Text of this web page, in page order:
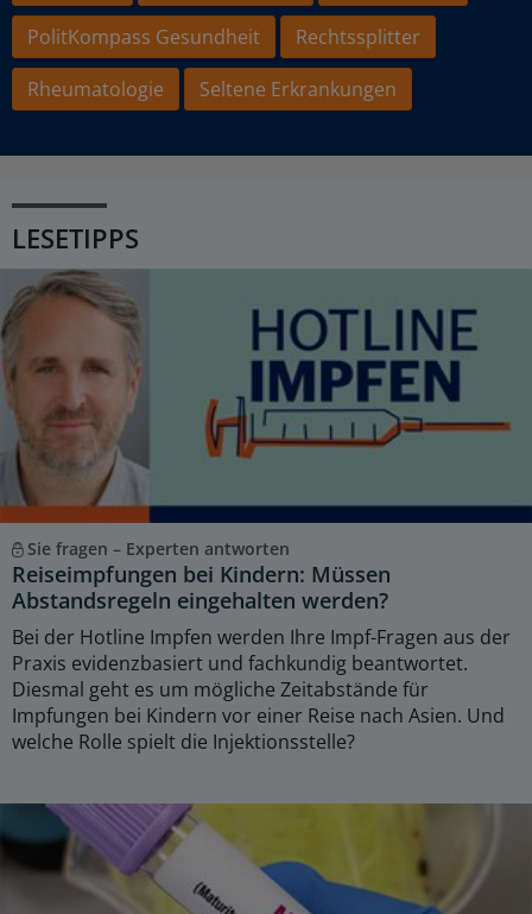
PolitKompass Gesundheit
Rechtssplitter
Rheumatologie
Seltene Erkrankungen
LESETIPPS
Sie fragen – Experten antworten
Reiseimpfungen bei Kindern: Müssen
Abstandsregeln eingehalten werden?
Bei der Hotline Impfen werden Ihre Impf-Fragen aus der
Praxis evidenzbasiert und fachkundig beantwortet.
Diesmal geht es um mögliche Zeitabstände für
Impfungen bei Kindern vor einer Reise nach Asien. Und
welche Rolle spielt die Injektionsstelle?